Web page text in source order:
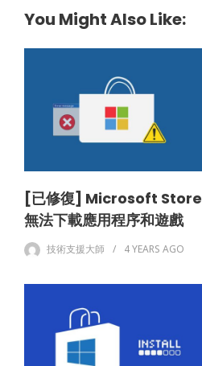
You Might Also Like:
[已修復] Microsoft Store
無法下載應用程序和遊戲
技術支援大師 4 YEARS AGO